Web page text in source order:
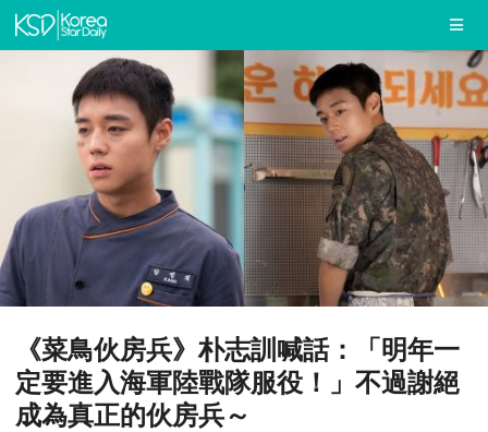
《菜鳥伙房兵》朴志訓喊話：「明年一
定要進入海軍陸戰隊服役！」不過謝絕
成為真正的伙房兵～